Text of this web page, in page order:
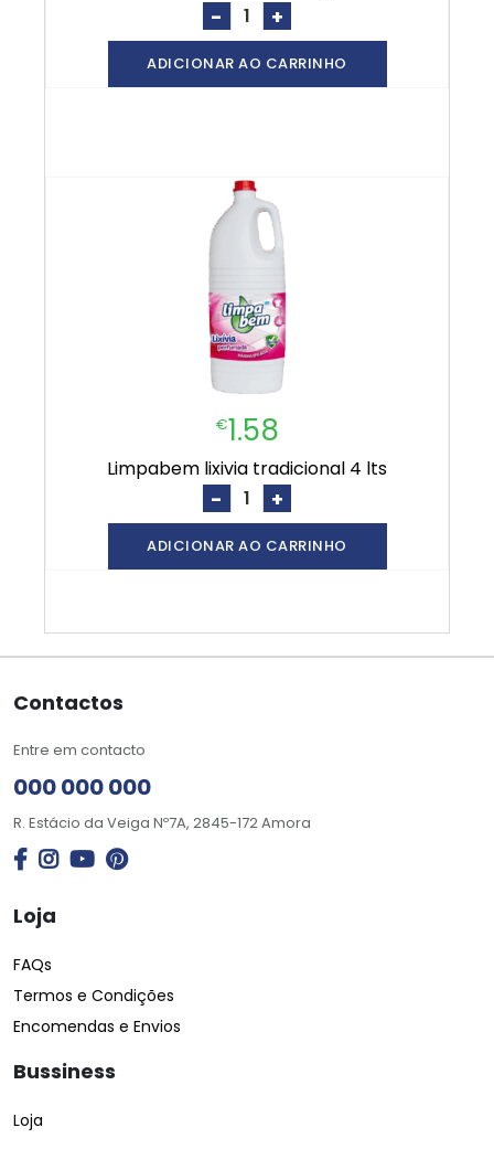
- +
ADICIONAR AO CARRINHO
€1.58
limpabem lixivia tradicional 4 lts
- +
ADICIONAR AO CARRINHO
Contactos
Entre em contacto
000 000 000
R. Estácio da Veiga Nº7A, 2845-172 Amora
Loja
FAQs
Termos e Condições
Encomendas e Envios
Bussiness
Loja